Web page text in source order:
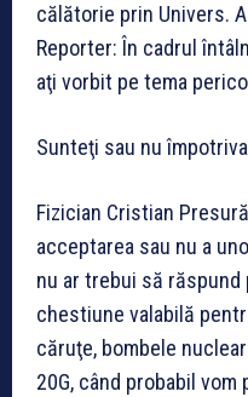
călătorie prin Univers.
Reporter: În cadrul
aţi vorbit pe tema
Sunteţi sau nu
Fizician Cristian
acceptarea sau nu a
nu ar trebui să
chestiune valabilă
căruţe, bombele
20G, când probabil